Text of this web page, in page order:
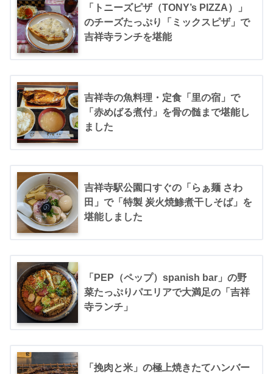
「トニーズピザ（TONY’s PIZZA）」
のチーズたっぷり「ミックスピザ」で
吉祥寺ランチを堪能
吉祥寺の魚料理・定食「里の宿」で
「赤めばる煮付」を骨の髄まで堪能し
ました
吉祥寺駅公園口すぐの「らぁ麺 さわ
田」で「特製 炭火焼鯵煮干しそば」を
堪能しました
「PEP（ペップ）spanish bar」の野
菜たっぷりパエリアで大満足の「吉祥
寺ランチ」
「挽肉と米」の極上焼きたてハンバー